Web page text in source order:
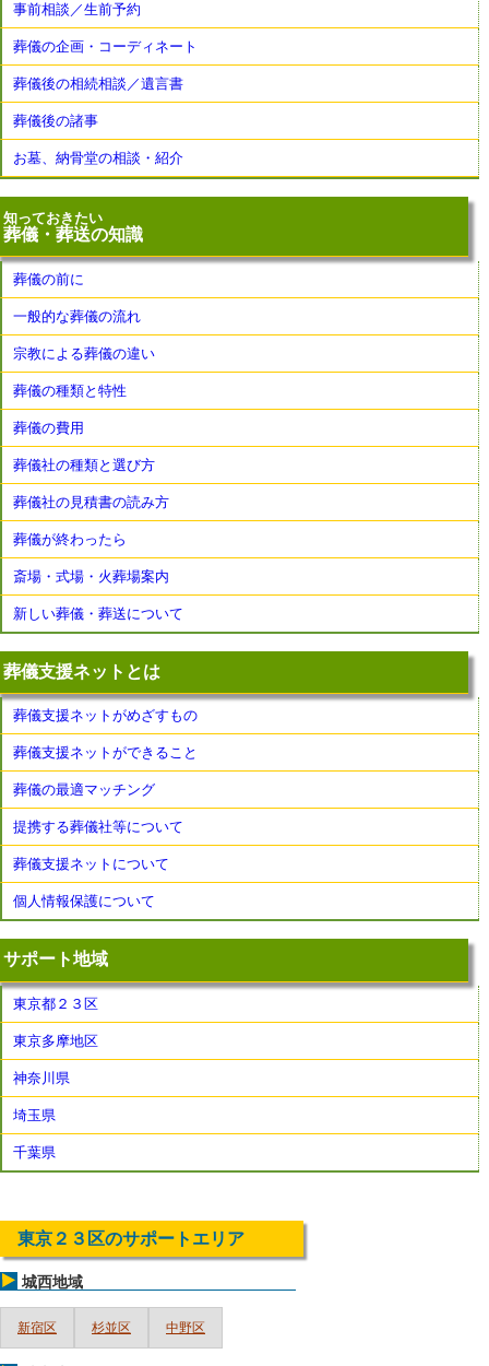
事前相談／生前予約
葬儀の企画・コーディネート
葬儀後の相続相談／遺言書
葬儀後の諸事
お墓、納骨堂の相談・紹介
知っておきたい
葬儀・葬送の知識
葬儀の前に
一般的な葬儀の流れ
宗教による葬儀の違い
葬儀の種類と特性
葬儀の費用
葬儀社の種類と選び方
葬儀社の見積書の読み方
葬儀が終わったら
斎場・式場・火葬場案内
新しい葬儀・葬送について
葬儀支援ネットとは
葬儀支援ネットがめざすもの
葬儀支援ネットができること
葬儀の最適マッチング
提携する葬儀社等について
葬儀支援ネットについて
個人情報保護について
サポート地域
東京都２３区
東京多摩地区
神奈川県
埼玉県
千葉県
東京２３区のサポートエリア
城西地域
新宿区 杉並区 中野区